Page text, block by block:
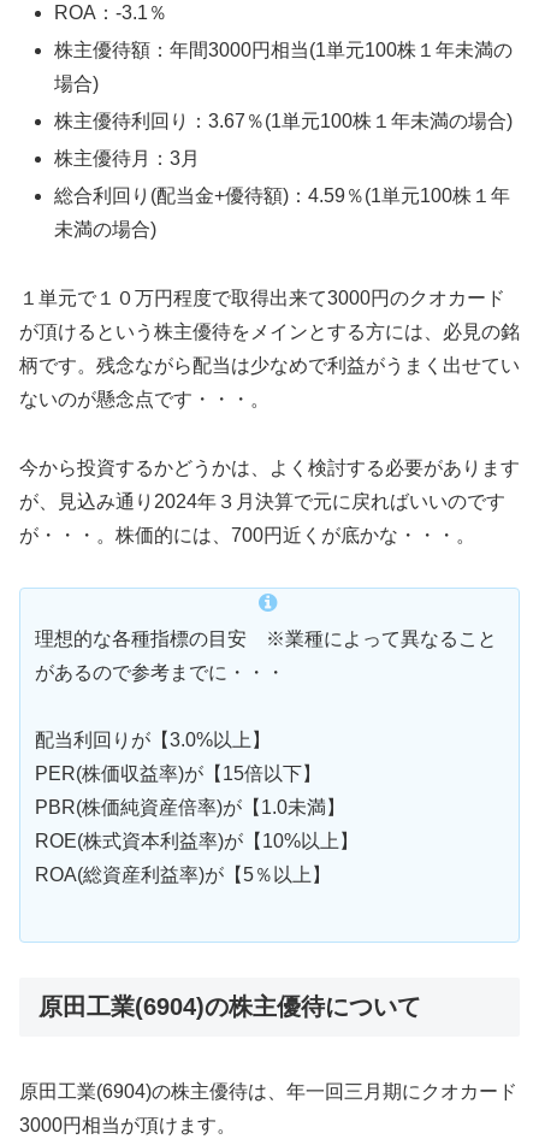
ROA：-3.1％
株主優待額：年間3000円相当(1単元100株１年未満の
場合)
株主優待利回り：3.67％(1単元100株１年未満の場合)
株主優待月：3月
総合利回り(配当金+優待額)：4.59％(1単元100株１年
未満の場合)
１単元で１０万円程度で取得出来て3000円のクオカード
が頂けるという株主優待をメインとする方には、必見の銘
柄です。残念ながら配当は少なめで利益がうまく出せてい
ないのが懸念点です・・・。
今から投資するかどうかは、よく検討する必要があります
が、見込み通り2024年３月決算で元に戻ればいいのです
が・・・。株価的には、700円近くが底かな・・・。
理想的な各種指標の目安 ※業種によって異なること
があるので参考までに・・・
配当利回りが【3.0%以上】
PER(株価収益率)が【15倍以下】
PBR(株価純資産倍率)が【1.0未満】
ROE(株式資本利益率)が【10%以上】
ROA(総資産利益率)が【5％以上】
原田工業(6904)の株主優待について
原田工業(6904)の株主優待は、年一回三月期にクオカード
3000円相当が頂けます。